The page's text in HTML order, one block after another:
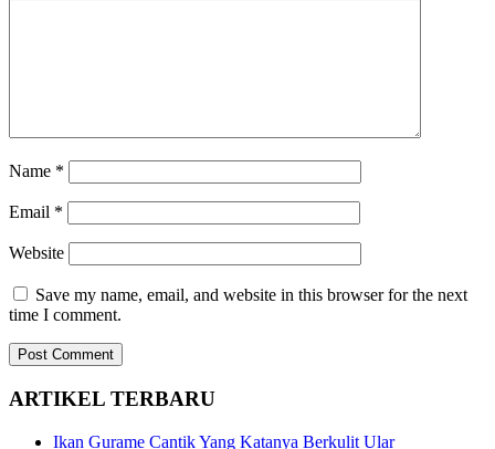
Name *
Email *
Website
Save my name, email, and website in this browser for the next
time I comment.
ARTIKEL TERBARU
Ikan Gurame Cantik Yang Katanya Berkulit Ular